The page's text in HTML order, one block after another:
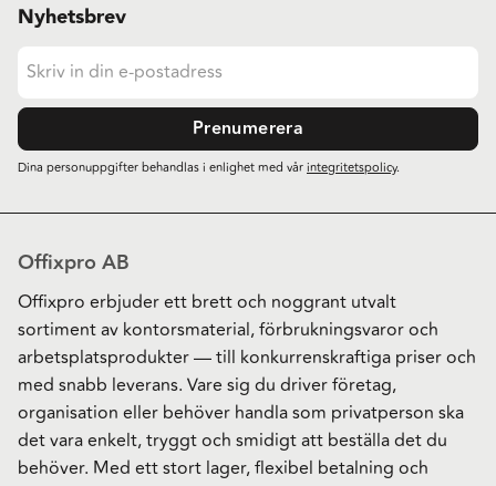
Nyhetsbrev
Prenumerera
Dina personuppgifter behandlas i enlighet med vårintegritetspolicy.
Offixpro AB
Offixpro erbjuder ett brett och noggrant utvalt
sortiment av kontorsmaterial, förbrukningsvaror och
arbetsplatsprodukter — till konkurrenskraftiga priser och
med snabb leverans. Vare sig du driver företag,
organisation eller behöver handla som privatperson ska
det vara enkelt, tryggt och smidigt att beställa det du
behöver. Med ett stort lager, flexibel betalning och